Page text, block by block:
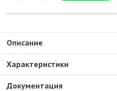
Описание
Характеристики
Документация